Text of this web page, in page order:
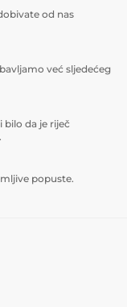
od nas
već sljedećeg
bilo da je riječ
popuste.